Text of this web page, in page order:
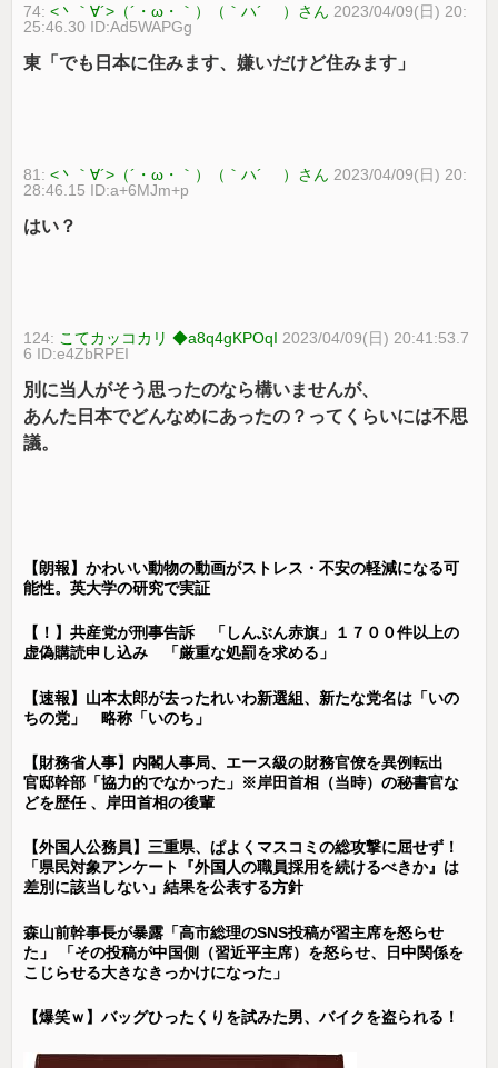
74:<丶｀∀´>（´・ω・｀）（｀ハ´ ）さん 2023/04/09(日) 20:
25:46.30 ID:Ad5WAPGg
東「でも日本に住みます、嫌いだけど住みます」
81:<丶｀∀´>（´・ω・｀）（｀ハ´ ）さん 2023/04/09(日) 20:
28:46.15 ID:a+6MJm+p
はい？
124: こてカッコカリ ◆a8q4gKPOqI 2023/04/09(日) 20:41:53.7
6 ID:e4ZbRPEI
別に当人がそう思ったのなら構いませんが、
あんた日本でどんなめにあったの？ってくらいには不思
議。
【朗報】かわいい動物の動画がストレス・不安の軽減になる可
能性。英大学の研究で実証
【！】共産党が刑事告訴 「しんぶん赤旗」１７００件以上の
虚偽購読申し込み 「厳重な処罰を求める」
【速報】山本太郎が去ったれいわ新選組、新たな党名は「いの
ちの党」 略称「いのち」
【財務省人事】内閣人事局、エース級の財務官僚を異例転出
官邸幹部「協力的でなかった」※岸田首相（当時）の秘書官な
どを歴任 、岸田首相の後輩
【外国人公務員】三重県、ぱよくマスコミの総攻撃に屈せず！
「県民対象アンケート『外国人の職員採用を続けるべきか』は
差別に該当しない」結果を公表する方針
森山前幹事長が暴露「高市総理のSNS投稿が習主席を怒らせ
た」 「その投稿が中国側（習近平主席）を怒らせ、日中関係を
こじらせる大きなきっかけになった」
【爆笑ｗ】バッグひったくりを試みた男、バイクを盗られる！